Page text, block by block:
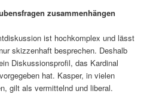
zusammenhängen
ist hochkomplex und lässt
skizzenhaft besprechen. Deshalb
Diskussionsprofil, das Kardinal
hat. Kasper, in vielen
gilt als vermittelnd und liberal.